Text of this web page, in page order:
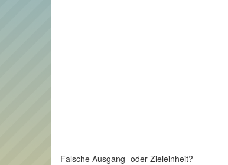
Falsche Ausgang- oder Zieleinheit?